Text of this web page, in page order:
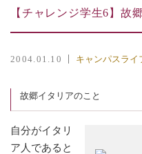
【チャレンジ学生6】故
2004.01.10 キャンパスライ
故郷イタリアのこと
自分がイタリ
ア人であると